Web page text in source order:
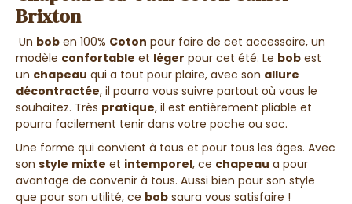
Brixton
Un bob en 100% Coton pour faire de cet accessoire, un
modèle confortable et léger pour cet été. Le bob est
un chapeau qui a tout pour plaire, avec son allure
décontractée, il pourra vous suivre partout où vous le
souhaitez. Très pratique, il est entièrement pliable et
pourra facilement tenir dans votre poche ou sac.
Une forme qui convient à tous et pour tous les âges. Avec
son style mixte et intemporel, ce chapeau a pour
avantage de convenir à tous. Aussi bien pour son style
que pour son utilité, ce bob saura vous satisfaire !